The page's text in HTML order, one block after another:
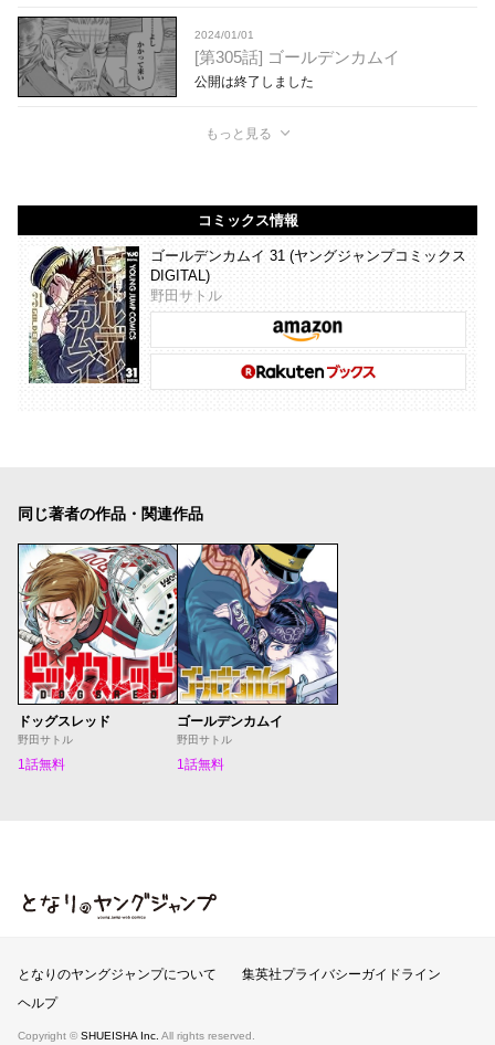
2024/01/01
[第305話] ゴールデンカムイ
公開は終了しました
もっと見る
コミックス情報
ゴールデンカムイ 31 (ヤングジャンプコミックス
DIGITAL)
野田サトル
同じ著者の作品・関連作品
ドッグスレッド
野田サトル
1話無料
ゴールデンカムイ
野田サトル
1話無料
となりのヤングジャンプ
となりのヤングジャンプについて
集英社プライバシーガイドライン
ヘルプ
Copyright © SHUEISHA Inc. All rights reserved.